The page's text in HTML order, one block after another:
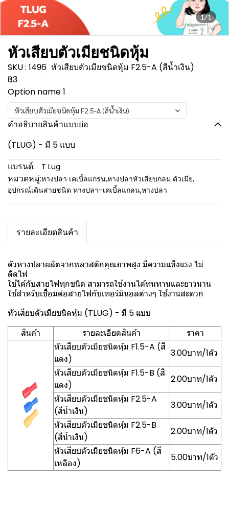
1/1
หัวเสียบตัวเมียชนิดหุ้ม
SKU : 1496 หัวเสียบตัวเมียชนิดหุ้ม F2.5-A (สีน้ำเงิน)
฿3
Option name 1
หัวเสียบตัวเมียชนิดหุ้ม F2.5-A (สีน้ำเงิน)
คำอธิบายสินค้าแบบย่อ
(TLUG) - มี 5 แบบ
แบรนด์:
T Lug
หมวดหมู่:หางปลา เคเบิ้ลแกรน,หางปลาหัวเสียบกลม ตัวเมีย,
อุปกรณ์เดินสายชนิด หางปลา-เคเบิ้ลแกลน,หางปลา
รายละเอียดสินค้า
ตัวหางปลาผลิตจากพลาสติกคุณภาพสูง มีความแข็งแรง ไม่
ติดไฟ
ใช้ได้กับสายไฟทุกชนิด สามารถใช้งานได้ทนทานและยาวนาน
ใช้สำหรับเชื่อมต่อสายไฟกับเทอร์มินอลต่างๆ ใช้งานสะดวก
หัวเสียบตัวเมียชนิดหุ้ม (TLUG) - มี 5 แบบ
สินค้า
รายละเอียดสินค้า
ราคา
หัวเสียบตัวเมียชนิดหุ้ม F1.5-A (สี
แดง)
3.00บาท/1ตัว
หัวเสียบตัวเมียชนิดหุ้ม F1.5-B (สี
แดง)
2.00บาท/1ตัว
หัวเสียบตัวเมียชนิดหุ้ม F2.5-A
(สีน้ำเงิน)
3.00บาท/1ตัว
หัวเสียบตัวเมียชนิดหุ้ม F2.5-B
(สีน้ำเงิน)
2.00บาท/1ตัว
หัวเสียบตัวเมียชนิดหุ้ม F6-A (สี
เหลือง)
5.00บาท/1ตัว